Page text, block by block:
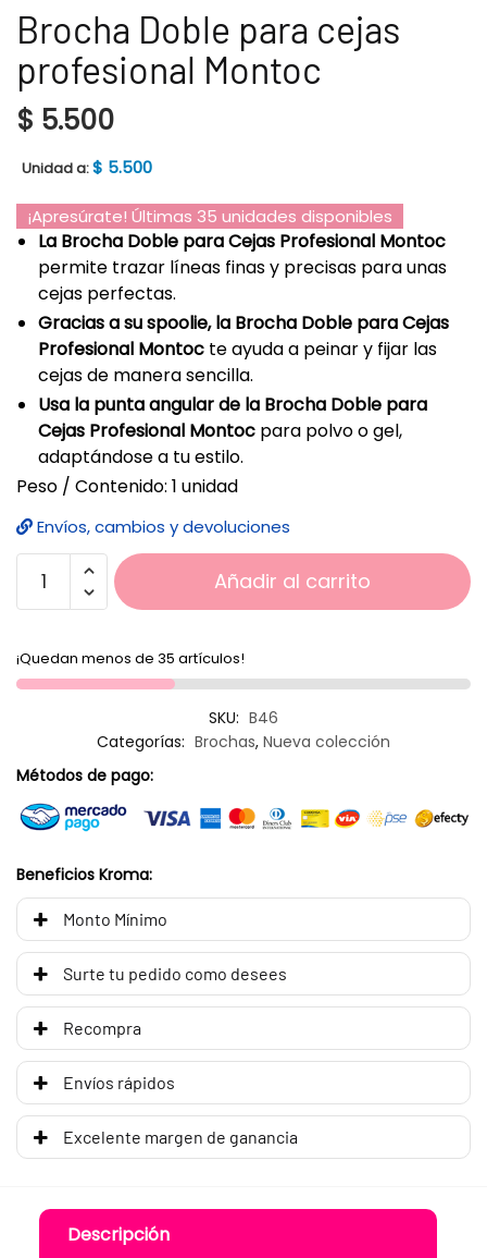
Brocha Doble para cejas
profesional Montoc
$ 5.500
Unidad a:$ 5.500
¡Apresúrate! Últimas 35 unidades disponibles
La Brocha Doble para Cejas Profesional Montoc
permite trazar líneas finas y precisas para unas
cejas perfectas.
Gracias a su spoolie, la Brocha Doble para Cejas
Profesional Montoc te ayuda a peinar y fijar las
cejas de manera sencilla.
Usa la punta angular de la Brocha Doble para
Cejas Profesional Montoc para polvo o gel,
adaptándose a tu estilo.
Peso / Contenido: 1 unidad
Envíos, cambios y devoluciones
Añadir al carrito
¡Quedan menos de 35 artículos!
SKU: B46
Categorías: Brochas, Nueva colección
Métodos de pago:
Beneficios Kroma:
Monto Mínimo
Surte tu pedido como desees
Recompra
Envíos rápidos
Excelente margen de ganancia
Descripción